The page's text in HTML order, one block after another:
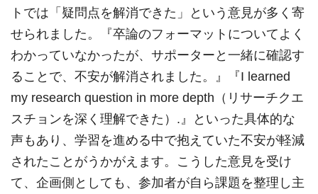
トでは「疑問点を解消できた」という意見が多く寄
せられました。『卒論のフォーマットについてよく
わかっていなかったが、サポーターと一緒に確認す
ることで、不安が解消されました。』『I learned
my research question in more depth （リサーチクエ
スチョンを深く理解できた） .』といった具体的な
声もあり、学習を進める中で抱えていた不安が軽減
されたことがうかがえます。こうした意見を受け
て、企画側としても、参加者が自ら課題を整理し主